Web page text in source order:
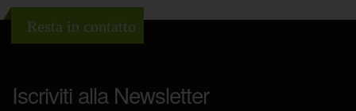
Resta in contatto
Iscriviti alla Newsletter